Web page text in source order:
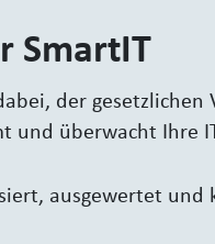
SmartIT
der
und überwacht Ihre
ausgewertet